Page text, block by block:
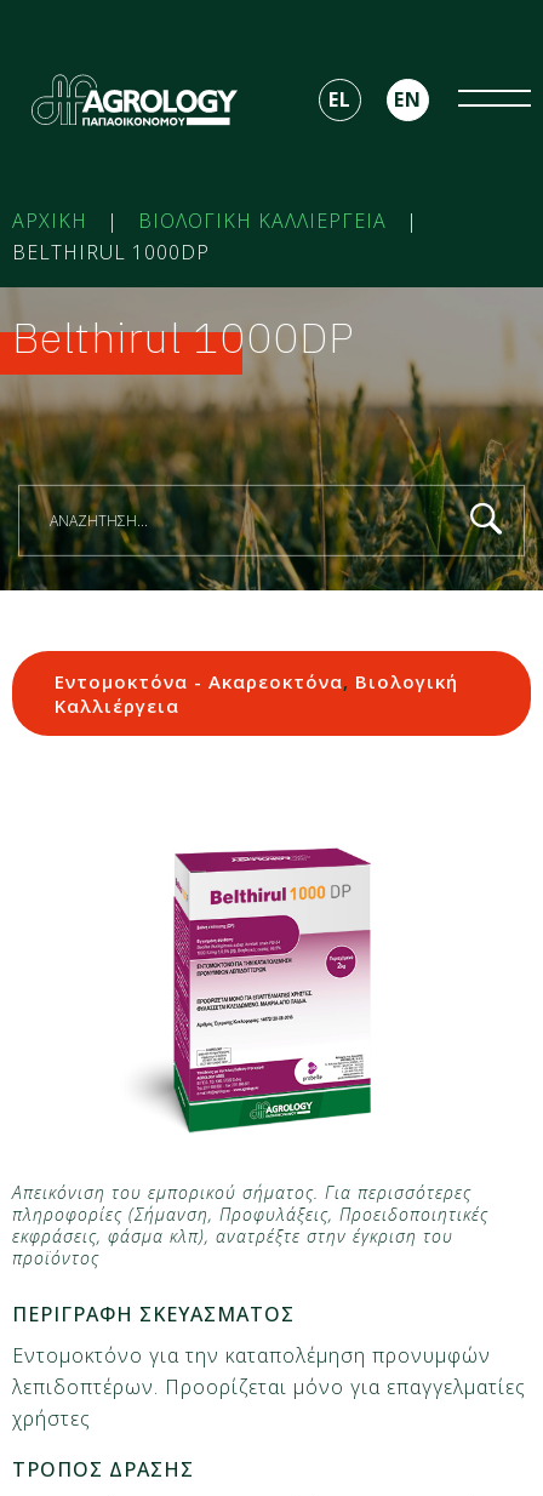
EL EN
ΑΡΧΙΚΗ | ΒΙΟΛΟΓΙΚΗ ΚΑΛΛΙΕΡΓΕΙΑ
|
BELTHIRUL 1000DP
Belthirul 1000DP
Εντομοκτόνα - Ακαρεοκτόνα, Βιολογική
Καλλιέργεια
Απεικόνιση του εμπορικού σήματος. Για περισσότερες
πληροφορίες (Σήμανση, Προφυλάξεις, Προειδοποιητικές
εκφράσεις, φάσμα κλπ), ανατρέξτε στην έγκριση του
προϊόντος
ΠΕΡΙΓΡΑΦΗ ΣΚΕΥΑΣΜΑΤΟΣ
Εντομοκτόνο για την καταπολέμηση προνυμφών
λεπιδοπτέρων. Προορίζεται μόνο για επαγγελματίες
χρήστες
ΤΡΟΠΟΣ ΔΡΑΣΗΣ